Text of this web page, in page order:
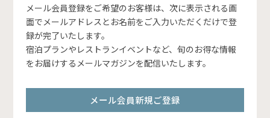
メール会員登録をご希望のお客様は、次に表示される画
面でメールアドレスとお名前をご入力いただくだけで登
録が完了いたします。
宿泊プランやレストランイベントなど、旬のお得な情報
をお届けするメールマガジンを配信いたします。
メール会員新規ご登録